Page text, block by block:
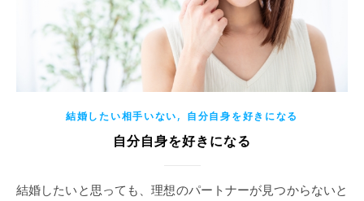
結婚したい相手いない, 自分自身を好きになる
自分自身を好きになる
結婚したいと思っても、理想のパートナーが見つからないと